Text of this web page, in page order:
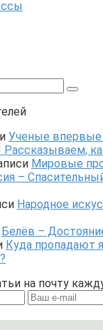
Ученые впервые
Мировые
–
Народное
Белёв –
Куда пропадают
на почту